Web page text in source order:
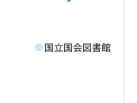
国立国会図書館